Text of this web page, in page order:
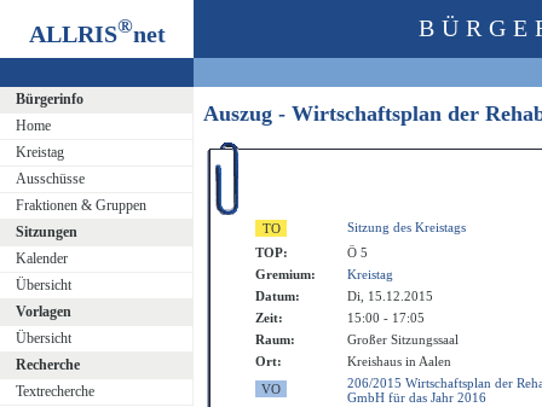
ALLRIS®net
Bürgerinfo
Home
Kreistag
Ausschüsse
Fraktionen & Gruppen
Sitzungen
Kalender
Übersicht
Vorlagen
Übersicht
Recherche
Textrecherche
Auszug - Wirtschaftsplan der
Sitzung des Kreistags
TOP:
Ö 5
Gremium:
Kreistag
Datum:
Di, 15.12.2015
Zeit:
15:00 - 17:05
Raum:
Großer Sitzungssaal
Ort:
Kreishaus in Aalen
206/2015 Wirtschaftsplan der
GmbH für das Jahr 2016